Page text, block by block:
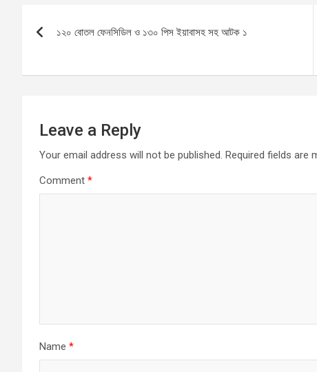
o
k
A
p
g
navigation
১২০ বোতল ফেনসিডিল ও ১৩০ পিস ইয়াবাসহ সহ আটক ১
Leave a Reply
Your email address will not be published. Required fields are
Comment *
Name *